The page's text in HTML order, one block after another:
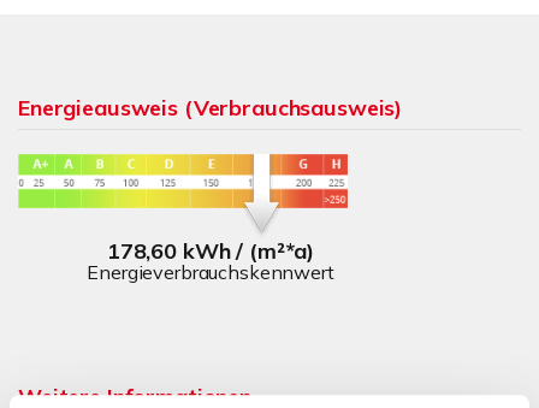
Energieausweis (Verbrauchsausweis)
178,60 kWh / (m²*a)
Energieverbrauchskennwert
Weitere Informationen